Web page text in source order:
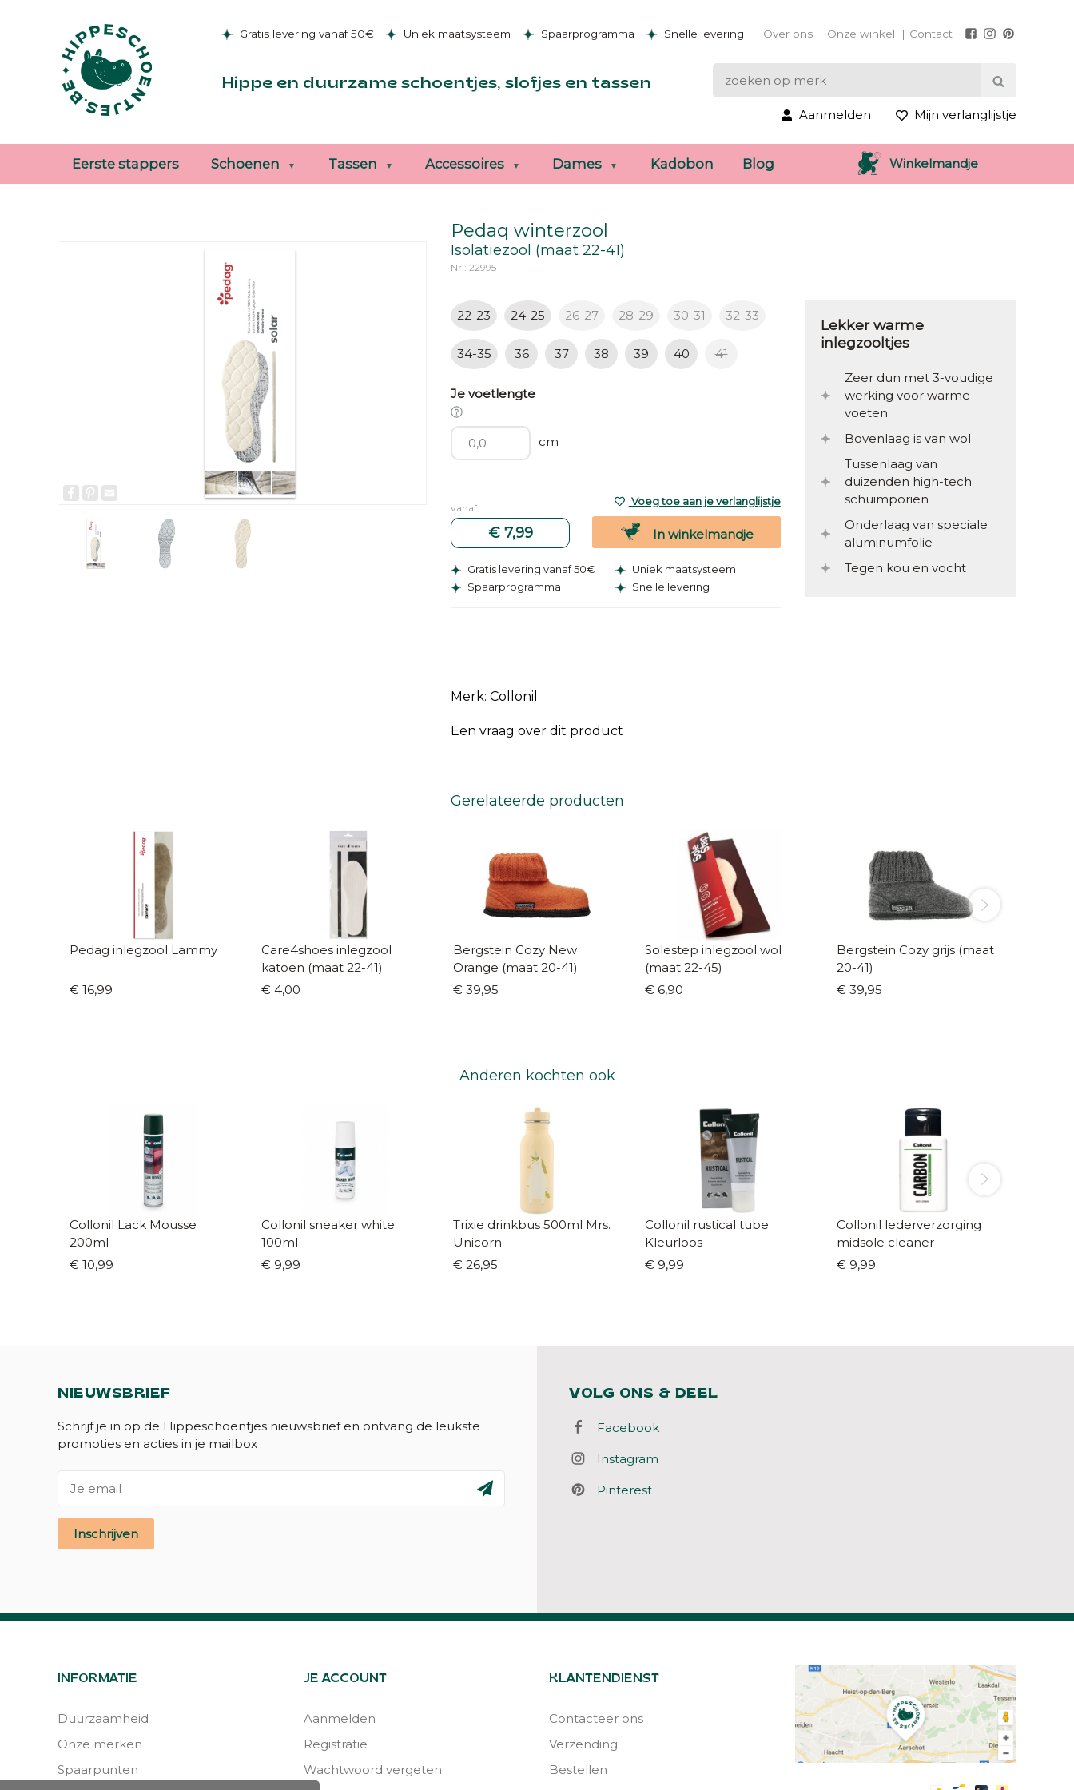
Gratis levering vanaf 50€ Uniek maatsysteem Spaarprogramma Snelle levering Over ons Onze winkel Contact
Hippe en duurzame schoentjes, slofjes en tassen
Aanmelden Mijn verlanglijstje
Eerste stappers Schoenen Tassen Accessoires Dames Kadobon Blog Winkelmandje
Pedaq winterzool
Facebook
Pinterest
Isolatiezool (maat 22-41)
Nr.: 22995
22-23 24-25 26-27 28-29 30-31 32-33
34-35 36 37 38 39 40 41
Je voetlengte
cm
vanaf
€ 7,99
Voeg toe aan je verlanglijstje
In winkelmandje
Gratis levering vanaf 50€
Uniek maatsysteem
Spaarprogramma
Snelle levering
Lekker warme
inlegzooltjes
Zeer dun met 3-voudige
werking voor warme
voeten
Bovenlaag is van wol
Tussenlaag van
duizenden high-tech
schuimporiën
Onderlaag van speciale
aluminumfolie
Tegen kou en vocht
Merk: Collonil
Een vraag over dit product
Gerelateerde producten
Pedag inlegzool Lammy
€ 16,99
Care4shoes inlegzool
katoen (maat 22-41)
€ 4,00
Bergstein Cozy New
Orange (maat 20-41)
€ 39,95
Solestep inlegzool wol
(maat 22-45)
€ 6,90
Bergstein Cozy grijs (maat
20-41)
€ 39,95
Anderen kochten ook
Collonil Lack Mousse
200ml
€ 10,99
Collonil sneaker white
100ml
€ 9,99
Trixie drinkbus 500ml Mrs.
Unicorn
€ 26,95
Collonil rustical tube
Kleurloos
€ 9,99
Collonil lederverzorging
midsole cleaner
€ 9,99
NIEUWSBRIEF
Schrijf je in op de Hippeschoentjes nieuwsbrief en ontvang de leukste
promoties en acties in je mailbox
Inschrijven
VOLG ONS & DEEL
Facebook
Instagram
Pinterest
INFORMATIE
Duurzaamheid
Onze merken
Spaarpunten
JE ACCOUNT
Aanmelden
Registratie
Wachtwoord vergeten
KLANTENDIENST
Contacteer ons
Verzending
Bestellen